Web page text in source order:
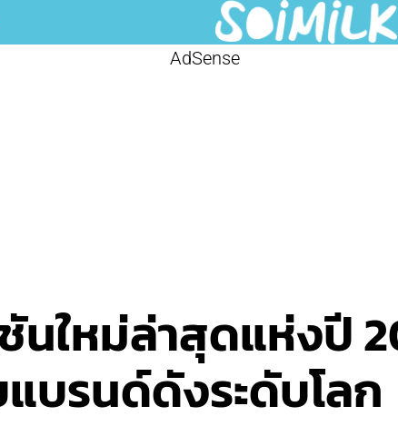
AdSense
นใหม่ล่าสุดแห่งปี
บรนด์ดังระดับโลก